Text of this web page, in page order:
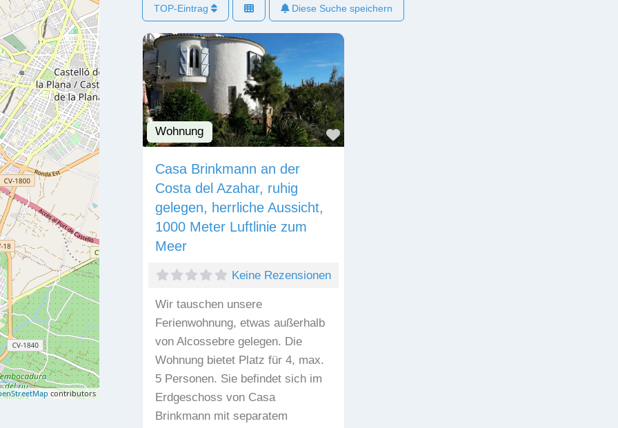
contributors
TOP-Eintrag Diese Suche speichern
Wohnung Favorit
Casa Brinkmann an der
Costa del Azahar, ruhig
gelegen, herrliche Aussicht,
1000 Meter Luftlinie zum
Meer
Keine Rezensionen
Wir tauschen unsere
Ferienwohnung, etwas außerhalb
von Alcossebre gelegen. Die
Wohnung bietet Platz für 4, max.
5 Personen. Sie befindet sich im
Erdgeschoss von Casa
Brinkmann mit separatem